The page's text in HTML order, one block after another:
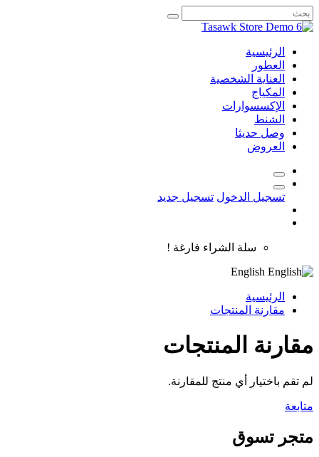
الرئيسية
العطور
العناية الشخصية
المكياج
الإكسسوارات
الشنط
وصل حديثا
العروض
تسجيل الدخول تسجيل جديد
سلة الشراء فارغة !
الرئيسية
مقارنة المنتجات
مقارنة المنتجات
لم تقم باختيار أي منتج للمقارنة.
متابعة
متجر تسوق